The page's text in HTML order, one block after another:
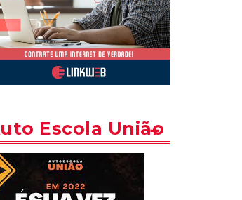
Escola União